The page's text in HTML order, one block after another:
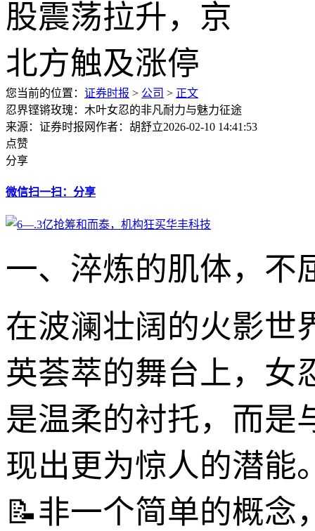
您当前的位置： 证券时报 > 公司 > 正文
忍界铿锵玫瑰：木叶女忍的非凡耐力与魅力征途
来源：证券时报网作者：胡舒立2026-02-10 14:41:53
点赞
分享
微信扫一扫：分享
一、淬炼的肌体，不
在波澜壮阔的火影世
英荟萃的舞台上，女
是温柔的衬托，而是
现出更为惊人的潜能
📝非一个简单的概念